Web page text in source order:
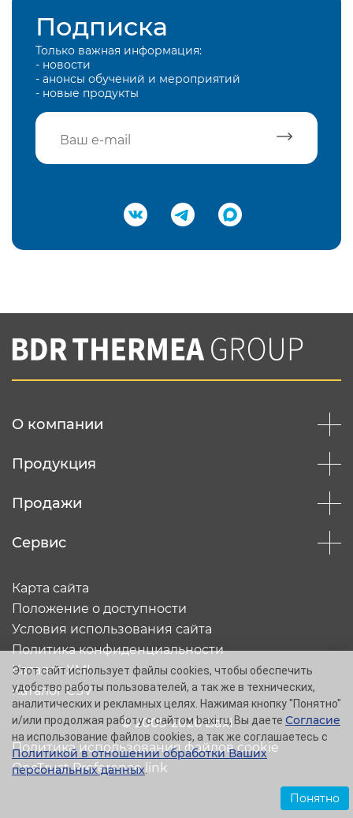
Подписка
Только важная информация:
- новости
- анонсы обучений и мероприятий
- новые продукты
Подтвердить e-mail
Вы соглашаетесь с нашей политикой
конфеденциальности
О компании
Продукция
Продажи
Сервис
© 2005-2026 Baxi
Карта сайта
Положение о доступности
Условия использования сайта
Политика конфиденциальности
Каталог XML
Каталог CSV
Политика использования файлов cookie
OneTrust Preference link
Этот сайт использует файлы cookies, чтобы обеспечить
удобство работы пользователей, а так же в технических,
аналитических и рекламных целях. Нажимая кнопку "Понятно"
и/или продолжая работу с сайтом baxi.ru, Вы даете Согласие
на использование файлов cookies, а так же соглашаетесь с
Политикой в отношении обработки Ваших
персональных данных.
Понятно